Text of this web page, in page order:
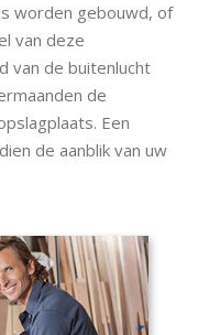
worden gebouwd, of
van deze
van de buitenlucht
de
Een
de aanblik van uw